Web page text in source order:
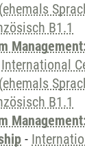
B1.1
International
B1.1
-